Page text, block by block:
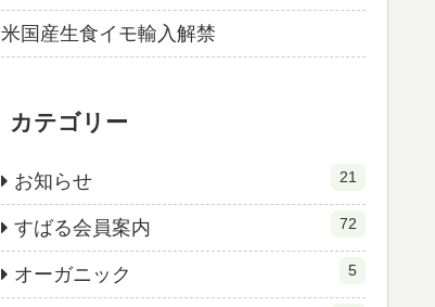
米国産生食イモ輸入解禁
カテゴリー
お知らせ 21
すばる会員案内 72
オーガニック 5